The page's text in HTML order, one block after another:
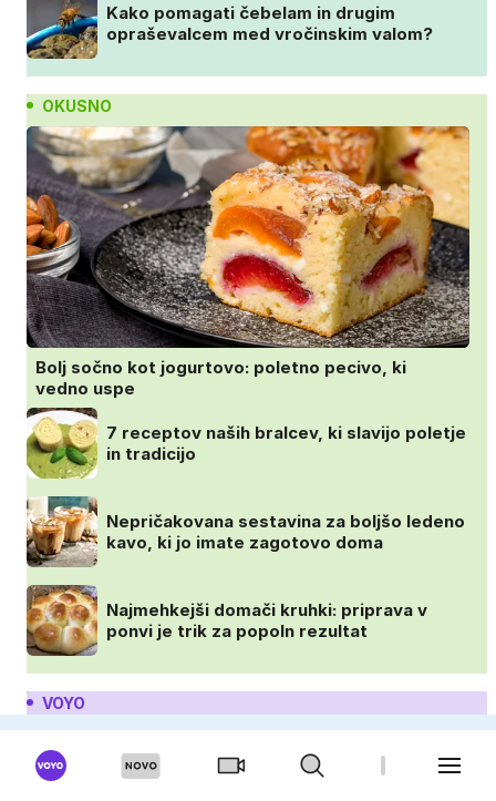
Kako pomagati čebelam in drugim
opraševalcem med vročinskim valom?
OKUSNO
Bolj sočno kot jogurtovo: poletno pecivo, ki
vedno uspe
7 receptov naših bralcev, ki slavijo poletje
in tradicijo
Nepričakovana sestavina za boljšo ledeno
kavo, ki jo imate zagotovo doma
Najmehkejši domači kruhki: priprava v
ponvi je trik za popoln rezultat
VOYO